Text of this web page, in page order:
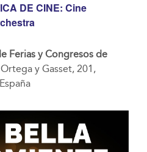
DE CINE: Cine
Ferias y Congresos de
y Gasset, 201,